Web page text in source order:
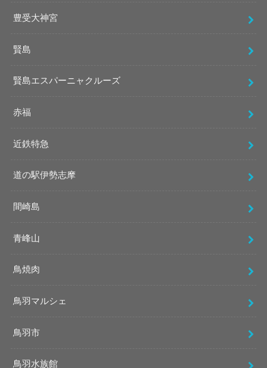
豊受大神宮
賢島
賢島エスパーニャクルーズ
赤福
近鉄特急
道の駅伊勢志摩
間崎島
青峰山
鳥焼肉
鳥羽マルシェ
鳥羽市
鳥羽水族館